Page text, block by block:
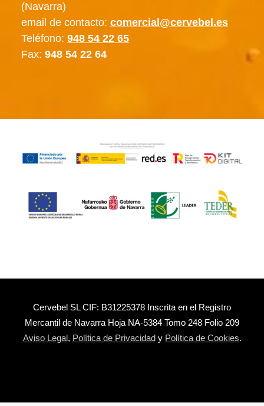
(Navarra)
email de contacto: comercial@cervebel.es
Teléfono: 948 54 22 65
Fax: 948 54 22 64
Cervebel SL CIF: B31225378 Inscrita en el Registro
Mercantil de Navarra Hoja NA-5384 Tomo 248 Folio 209
Aviso Legal, Política de Privacidady Política de Cookies.